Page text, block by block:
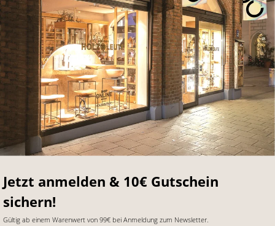
Jetzt anmelden & 10€ Gutschein
sichern!
Gültig ab einem Warenwert von 99€ bei Anmeldung zum Newsletter.